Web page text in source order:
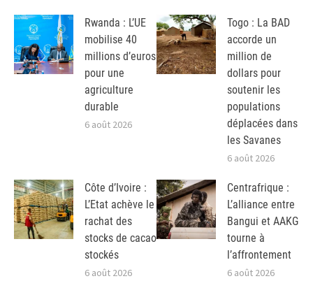
Rwanda : L’UE
mobilise 40
millions d’euros
pour une
agriculture
durable
6 août 2026
Togo : La BAD
accorde un
million de
dollars pour
soutenir les
populations
déplacées dans
les Savanes
6 août 2026
Côte d’Ivoire :
L’Etat achève le
rachat des
stocks de cacao
stockés
6 août 2026
Centrafrique :
L’alliance entre
Bangui et AAKG
tourne à
l’affrontement
6 août 2026